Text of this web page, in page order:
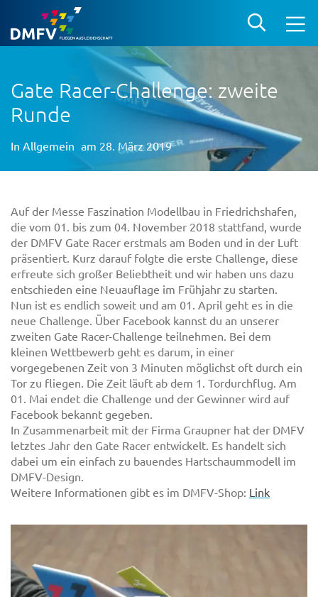
Gate Racer-Challenge: zweite
Runde
In Allgemein am 28. März 2019
Auf der Messe Faszination Modellbau in Friedrichshafen,
die vom 01. bis zum 04. November 2018 stattfand, wurde
der DMFV Gate Racer erstmals am Boden und in der Luft
präsentiert. Kurz darauf folgte die erste Challenge, diese
erfreute sich großer Beliebtheit und wir haben uns dazu
entschieden eine Neuauflage im Frühjahr zu starten.
Nun ist es endlich soweit und am 01. April geht es in die
neue Challenge. Über Facebook kannst du an unserer
zweiten Gate Racer-Challenge teilnehmen. Bei dem
kleinen Wettbewerb geht es darum, in einer
vorgegebenen Zeit von 3 Minuten möglichst oft durch ein
Tor zu fliegen. Die Zeit läuft ab dem 1. Tordurchflug. Am
01. Mai endet die Challenge und der Gewinner wird auf
Facebook bekannt gegeben.
In Zusammenarbeit mit der Firma Graupner hat der DMFV
letztes Jahr den Gate Racer entwickelt. Es handelt sich
dabei um ein einfach zu bauendes Hartschaummodell im
DMFV-Design.
Weitere Informationen gibt es im DMFV-Shop: Link